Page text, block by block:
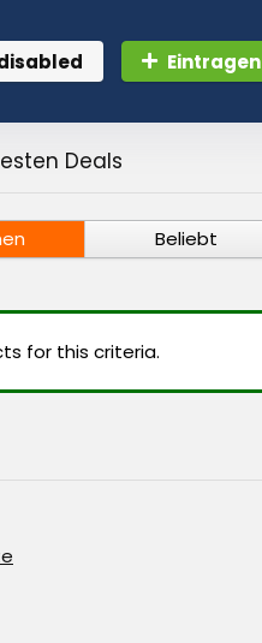
Eintragen
Deals
Beliebt
for this criteria.